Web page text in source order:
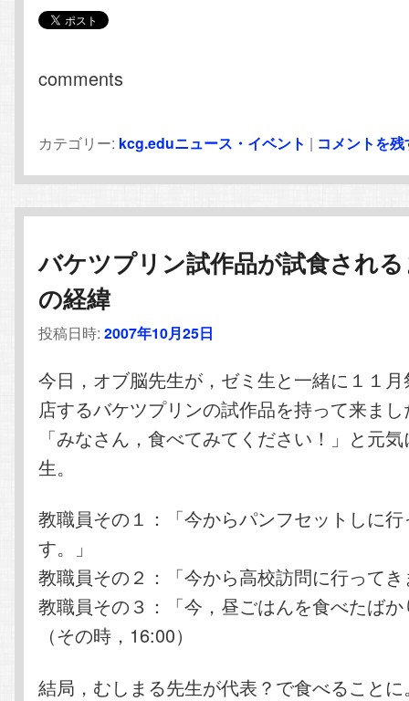
comments
カテゴリー: kcg.eduニュース・イベント | コメントを残
バケツプリン試作品が試食され
の経緯
投稿日時:2007年10月25日
今日，オブ脳先生が，ゼミ生と一緒に１１
店するバケツプリンの試作品を持って来ま
「みなさん，食べてみてください！」と元
生。
教職員その１：「今からパンフセットしに
す。」
教職員その２：「今から高校訪問に行って
教職員その３：「今，昼ごはんを食べた
（その時，16:00）
結局，むしまる先生が代表？で食べることに